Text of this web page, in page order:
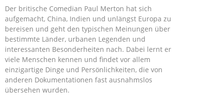
Der britische Comedian Paul Merton hat sich
aufgemacht, China, Indien und unlängst Europa zu
bereisen und geht den typischen Meinungen über
bestimmte Länder, urbanen Legenden und
interessanten Besonderheiten nach. Dabei lernt er
viele Menschen kennen und findet vor allem
einzigartige Dinge und Persönlichkeiten, die von
anderen Dokumentationen fast ausnahmslos
übersehen wurden.